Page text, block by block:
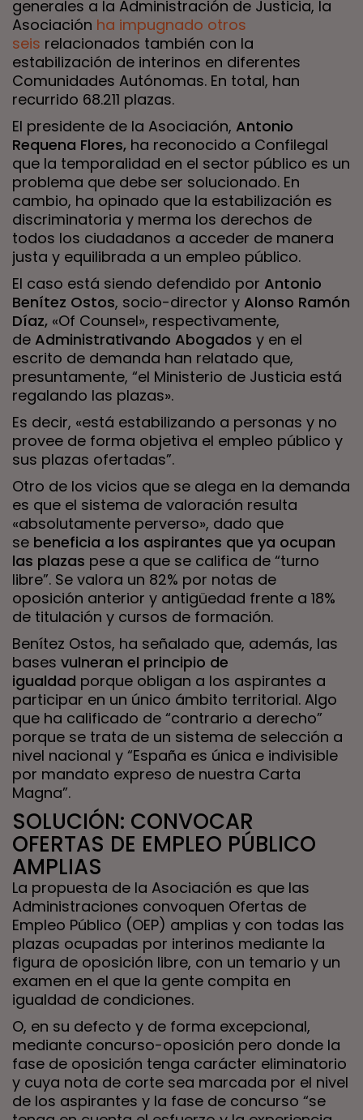
generales a la Administración de Justicia, la
Asociación ha impugnado otros
seis relacionados también con la
estabilización de interinos en diferentes
Comunidades Autónomas. En total, han
recurrido 68.211 plazas.
El presidente de la Asociación, Antonio
Requena Flores, ha reconocido a Confilegal
que la temporalidad en el sector público es un
problema que debe ser solucionado. En
cambio, ha opinado que la estabilización es
discriminatoria y merma los derechos de
todos los ciudadanos a acceder de manera
justa y equilibrada a un empleo público.
El caso está siendo defendido por Antonio
Benítez Ostos, socio-director y Alonso Ramón
Díaz, «Of Counsel», respectivamente,
de Administrativando Abogados y en el
escrito de demanda han relatado que,
presuntamente, “el Ministerio de Justicia está
regalando las plazas».
Es decir, «está estabilizando a personas y no
provee de forma objetiva el empleo público y
sus plazas ofertadas”.
Otro de los vicios que se alega en la demanda
es que el sistema de valoración resulta
«absolutamente perverso», dado que
se beneficia a los aspirantes que ya ocupan
las plazas pese a que se califica de “turno
libre”. Se valora un 82% por notas de
oposición anterior y antigüedad frente a 18%
de titulación y cursos de formación.
Benítez Ostos, ha señalado que, además, las
bases vulneran el principio de
igualdad porque obligan a los aspirantes a
participar en un único ámbito territorial. Algo
que ha calificado de “contrario a derecho”
porque se trata de un sistema de selección a
nivel nacional y “España es única e indivisible
por mandato expreso de nuestra Carta
Magna”.
SOLUCIÓN: CONVOCAR
OFERTAS DE EMPLEO PÚBLICO
AMPLIAS
La propuesta de la Asociación es que las
Administraciones convoquen Ofertas de
Empleo Público (OEP) amplias y con todas las
plazas ocupadas por interinos mediante la
figura de oposición libre, con un temario y un
examen en el que la gente compita en
igualdad de condiciones.
O, en su defecto y de forma excepcional,
mediante concurso-oposición pero donde la
fase de oposición tenga carácter eliminatorio
y cuya nota de corte sea marcada por el nivel
de los aspirantes y la fase de concurso “se